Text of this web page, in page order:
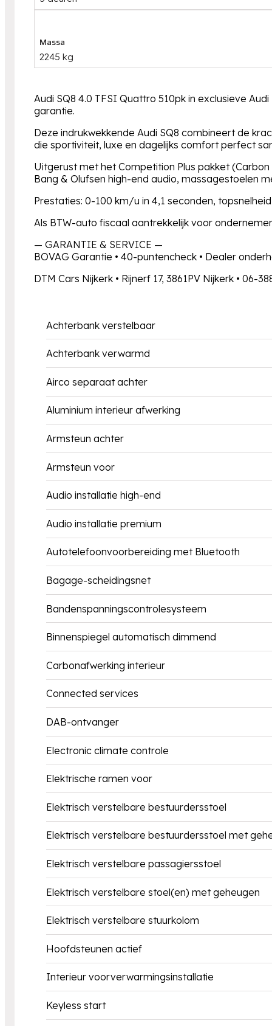
Massa
2245 kg
Audi SQ8 4.0 TFSI Quattro 510pk in exclusieve
garantie.
Deze indrukwekkende Audi SQ8 combineert de
die sportiviteit, luxe en dagelijks comfort perfect
Uitgerust met het Competition Plus pakket
Bang & Olufsen high-end audio, massagestoelen
Prestaties: 0-100 km/u in 4,1 seconden,
Als BTW-auto fiscaal aantrekkelijk voor
— GARANTIE & SERVICE —
BOVAG Garantie • 40-puntencheck • Dealer
DTM Cars Nijkerk • Rijnerf 17, 3861PV Nijkerk • 06-
Achterbank verstelbaar
Achterbank verwarmd
Airco separaat achter
Aluminium interieur afwerking
Armsteun achter
Armsteun voor
Audio installatie high-end
Audio installatie premium
Autotelefoonvoorbereiding met Bluetooth
Bagage-scheidingsnet
Bandenspanningscontrolesysteem
Binnenspiegel automatisch dimmend
Carbonafwerking interieur
Connected services
DAB-ontvanger
Electronic climate controle
Elektrische ramen voor
Elektrisch verstelbare bestuurdersstoel
Elektrisch verstelbare bestuurdersstoel met
Elektrisch verstelbare passagiersstoel
Elektrisch verstelbare stoel(en) met geheugen
Elektrisch verstelbare stuurkolom
Hoofdsteunen actief
Interieur voorverwarmingsinstallatie
Keyless start